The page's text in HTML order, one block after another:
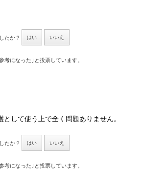
たか？ はい いいえ
考になった｣と投票しています。
して使う上で全く問題ありません。
たか？ はい いいえ
考になった｣と投票しています。